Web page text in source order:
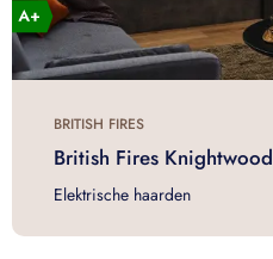
BRITISH FIRES
British Fires Knightwood
Elektrische haarden